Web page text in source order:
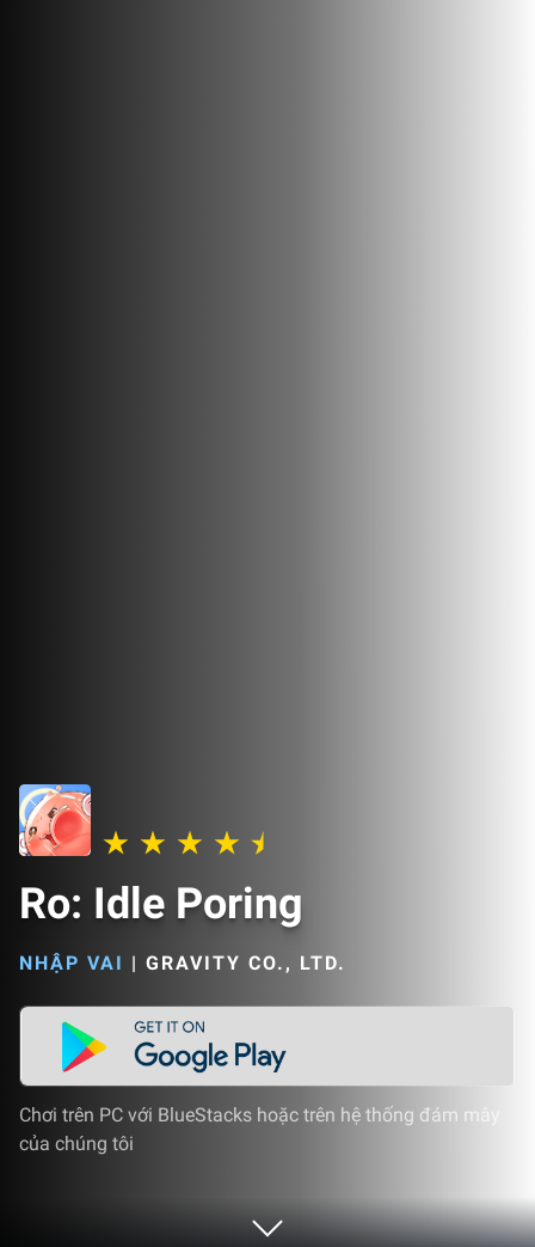
Ro: Idle Poring
NHẬP VAI | GRAVITY CO., LTD.
Chơi trên PC với BlueStacks hoặc trên hệ thống đám mây
của chúng tôi